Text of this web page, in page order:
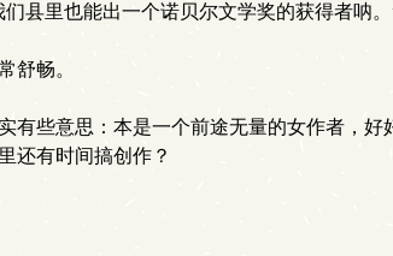
县里也能出一个诺贝尔文学奖的获得者呐。
舒畅。
些意思：本是一个前途无量的女作者，
还有时间搞创作？